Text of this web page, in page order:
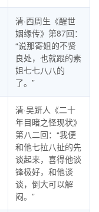
清·西周生《醒世
姻缘传》第87回：
“说那寄姐的不贤
良处，也就跟的素
姐七七八八的
了。”
清·吴趼人《二十
年目睹之怪现状》
第八二回：“我便
和他七拉八扯的先
谈起来，喜得他谈
锋极好，和他谈
谈，倒大可以解
闷。”